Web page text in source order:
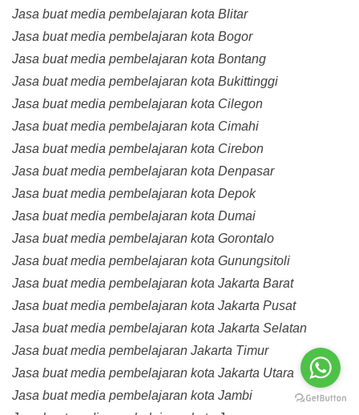
Jasa buat media pembelajaran kota Blitar
Jasa buat media pembelajaran kota Bogor
Jasa buat media pembelajaran kota Bontang
Jasa buat media pembelajaran kota Bukittinggi
Jasa buat media pembelajaran kota Cilegon
Jasa buat media pembelajaran kota Cimahi
Jasa buat media pembelajaran kota Cirebon
Jasa buat media pembelajaran kota Denpasar
Jasa buat media pembelajaran kota Depok
Jasa buat media pembelajaran kota Dumai
Jasa buat media pembelajaran kota Gorontalo
Jasa buat media pembelajaran kota Gunungsitoli
Jasa buat media pembelajaran kota Jakarta Barat
Jasa buat media pembelajaran kota Jakarta Pusat
Jasa buat media pembelajaran kota Jakarta Selatan
Jasa buat media pembelajaran Jakarta Timur
Jasa buat media pembelajaran kota Jakarta Utara
Jasa buat media pembelajaran kota Jambi